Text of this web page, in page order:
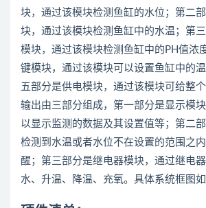
块，通过该模块检测鱼缸的水位；第二
块，通过该模块检测鱼缸中的水温；第
模块，通过该模块检测鱼缸中的PH值浓
键模块，通过该模块可以设置鱼缸中的
五部分是供电模块，通过该模块可给整个
输出由三部分组成，第一部分是显示模
以显示监测的数据及其设置值等；第二部
检测到水温或者水位不在设置的范围之
醒；第三部分是继电器模块，通过继电
水、升温、降温、充氧。具体系统框图如